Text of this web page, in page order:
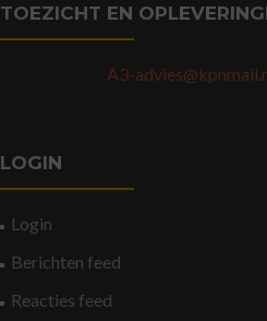
TOEZICHT EN
A3-
LOGIN
Login
Berichten feed
Reacties feed